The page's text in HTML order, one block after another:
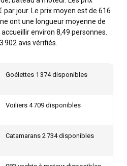
De la Méditerranée ensoleillée
des Caraïbes, chaque
expériences uniques. La Côte
les amateurs de yacht à
comme Cannes, Nice et
côte dalmate de la Croatie est
claires, de villes historiques et
l'Europe, les Caraïbes
britanniques qui accueillent les
opportunités d'explorer des
isolées. Ailleurs, le nord-ouest
paysages à couper le souffle.
par jour. Le prix moyen est de 616
ont une longueur moyenne de
environ 8,49 personnes.
902 avis vérifiés.
Goélettes 1 374 disponibles
Voiliers 4 709 disponibles
Catamarans 2 734 disponibles